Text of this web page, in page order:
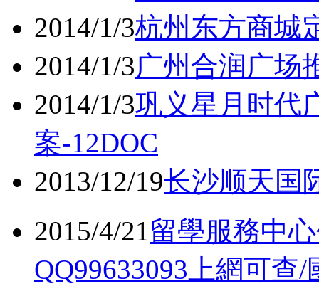
2014/1/3杭州东方商城
2014/1/3广州合润广场
2014/1/3巩义星月时代
案-12DOC
2013/12/19长沙顺天国
2015/4/21留學服務中
QQ99633093上網可